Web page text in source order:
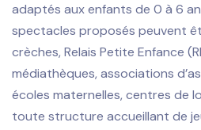
adaptés aux enfants de 0 à 6
spectacles proposés peuvent
crèches, Relais Petite Enfance
médiathèques, associations
écoles maternelles, centres de
toute structure accueillant de